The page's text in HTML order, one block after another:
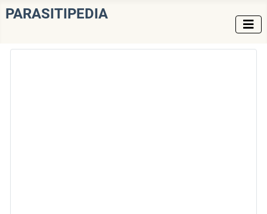
PARASITIPEDIA